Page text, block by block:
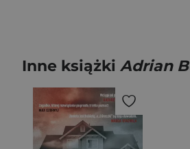
Inne książki Adrian